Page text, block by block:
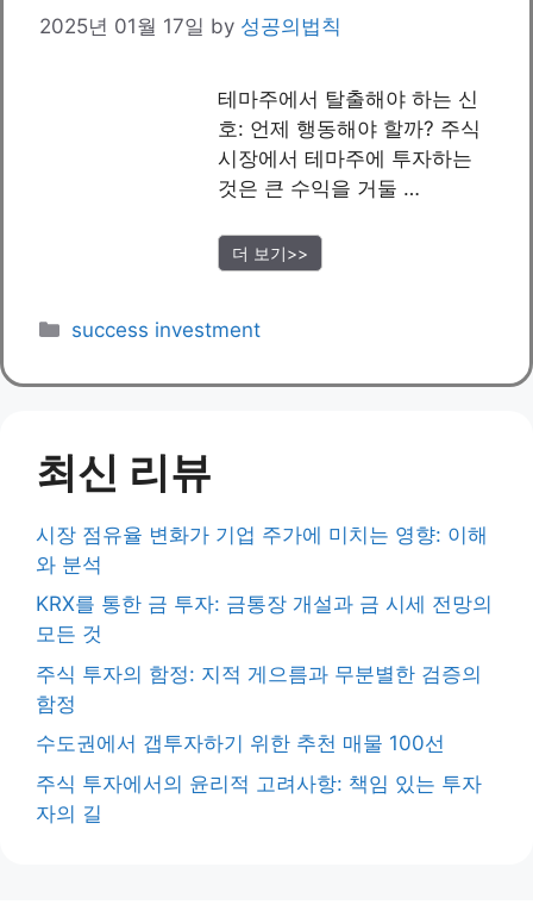
2025년 01월 17일 by 성공의법칙
테마주에서 탈출해야 하는 신
호: 언제 행동해야 할까? 주식
시장에서 테마주에 투자하는
것은 큰 수익을 거둘 …
더 보기>>
Categories
success investment
최신 리뷰
시장 점유율 변화가 기업 주가에 미치는 영향: 이해
와 분석
KRX를 통한 금 투자: 금통장 개설과 금 시세 전망의
모든 것
주식 투자의 함정: 지적 게으름과 무분별한 검증의
함정
수도권에서 갭투자하기 위한 추천 매물 100선
주식 투자에서의 윤리적 고려사항: 책임 있는 투자
자의 길